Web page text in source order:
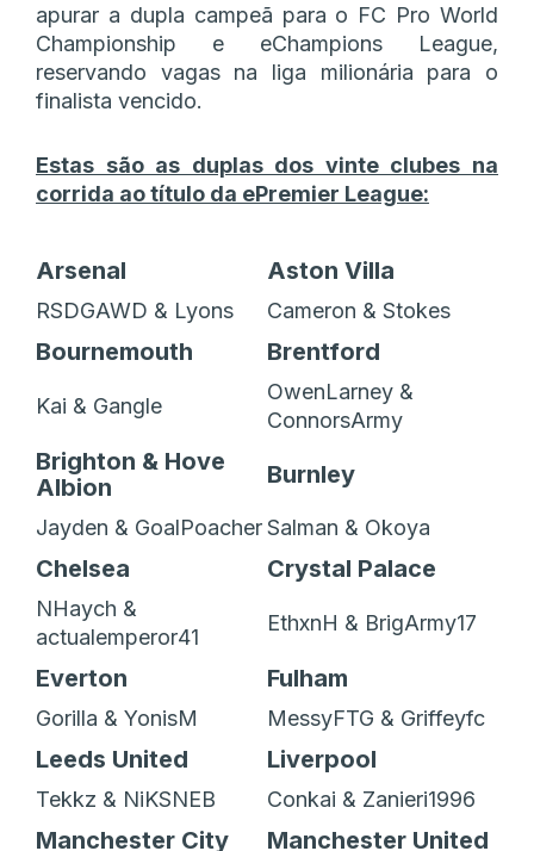
apurar a dupla campeã para o FC Pro World
Championship e eChampions League,
reservando vagas na liga milionária para o
finalista vencido.
Estas são as duplas dos vinte clubes na
corrida ao título da ePremier League:
Arsenal Aston Villa
RSDGAWD & Lyons Cameron & Stokes
Bournemouth Brentford
Kai & Gangle
OwenLarney &
ConnorsArmy
Brighton & Hove
Albion
Burnley
Jayden & GoalPoacherSalman & Okoya
Chelsea Crystal Palace
NHaych &
actualemperor41
EthxnH & BrigArmy17
Everton Fulham
Gorilla & YonisM MessyFTG & Griffeyfc
Leeds United Liverpool
Tekkz & NiKSNEB Conkai & Zanieri1996
Manchester City Manchester United